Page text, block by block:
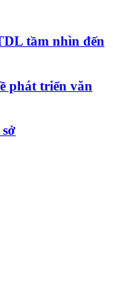
tầm nhìn đến
phát triển văn